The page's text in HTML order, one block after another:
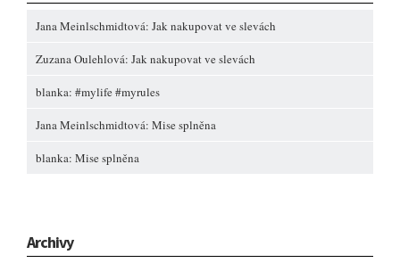
Jana Meinlschmidtová: Jak nakupovat ve slevách
Zuzana Oulehlová: Jak nakupovat ve slevách
blanka: #mylife #myrules
Jana Meinlschmidtová: Mise splněna
blanka: Mise splněna
Archivy